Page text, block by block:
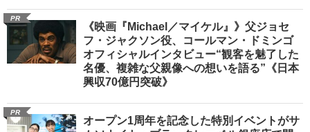
PR
《映画『Michael／マイケル』》父ジョセ
フ・ジャクソン役、コールマン・ドミンゴ
オフィシャルインタビュー“観客を魅了した
名優、複雑な父親像への想いを語る”《日本
興収70億円突破》
PR
オープン1周年を記念した特別イベントがサ